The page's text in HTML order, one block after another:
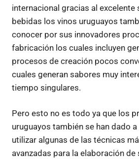
internacional gracias al excelente
bebidas los vinos uruguayos
conocer por sus innovadores
fabricación los cuales incluyen
procesos de creación pocos
cuales generan sabores muy
tiempo singulares.
Pero esto no es todo ya que los
uruguayos también se han dado
utilizar algunas de las técnicas
avanzadas para la elaboración de